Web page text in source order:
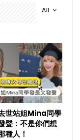
All
世站姐Mina同學
聲：不是你們想
種人！